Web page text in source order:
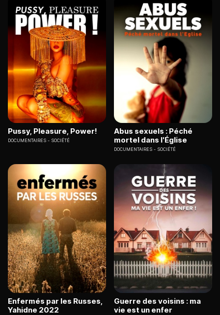
Pussy, Pleasure, Power!
DOCUMENTAIRES SOCIÉTÉ
Abus sexuels : Péché
mortel dans l'Église
DOCUMENTAIRES SOCIÉTÉ
Enfermés par les Russes,
Yahidne 2022
Guerre des voisins : ma
vie est un enfer